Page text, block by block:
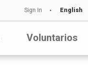
Sign In English
Voluntarios